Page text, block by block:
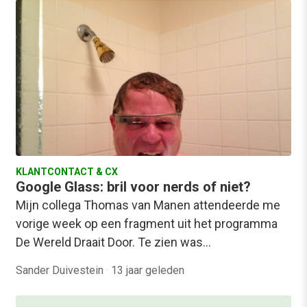
KLANTCONTACT & CX
Google Glass: bril voor nerds of niet?
Mijn collega Thomas van Manen attendeerde me
vorige week op een fragment uit het programma
De Wereld Draait Door. Te zien was…
Sander Duivestein · 13 jaar geleden